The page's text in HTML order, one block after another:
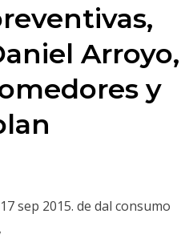
Arroyo,
y
sep 2015. de dal consumo